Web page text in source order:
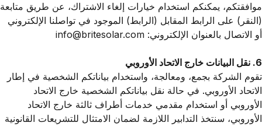
موافقتكم، يمكنكم استخدام خيارات إلغاء الاشتراك، عن طريق متابعة
(النقر) على الرابط المقابل (الرابط) الموجود في تواصلنا الإلكتروني
أو الاتصال بالعنوان الإلكتروني: info@britesolar.com
6. نقل البيانات خارج الاتحاد الأوروبي
تقوم الشركة بجمع، ومعالجة، واستخدام بياناتكم الشخصية في إطار
الاتحاد الأوروبي. في حالة نقل بياناتكم الشخصية خارج الاتحاد
الأوروبي أو استخدام مقدمي خدمات أطراف ثالثة خارج الاتحاد
الأوروبي، سنتخذ التدابير اللازمة لضمان الامتثال للتشريعات القانونية